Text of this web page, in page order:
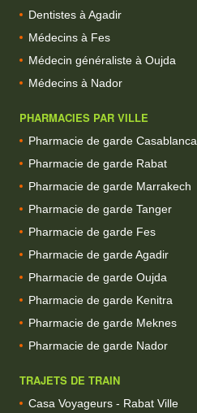
Dentistes à Agadir
Médecins à Fes
Médecin généraliste à Oujda
Médecins à Nador
PHARMACIES PAR VILLE
Pharmacie de garde Casablanca
Pharmacie de garde Rabat
Pharmacie de garde Marrakech
Pharmacie de garde Tanger
Pharmacie de garde Fes
Pharmacie de garde Agadir
Pharmacie de garde Oujda
Pharmacie de garde Kenitra
Pharmacie de garde Meknes
Pharmacie de garde Nador
TRAJETS DE TRAIN
Casa Voyageurs - Rabat Ville